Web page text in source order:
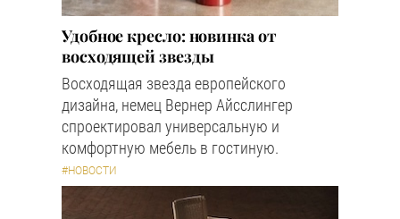
Удобное кресло: новинка от
восходящей звезды
Восходящая звезда европейского
дизайна, немец Вернер Айсслингер
спроектировал универсальную и
комфортную мебель в гостиную.
#НОВОСТИ